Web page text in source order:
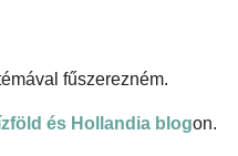
fűszerezném.
és Hollandia blogon.